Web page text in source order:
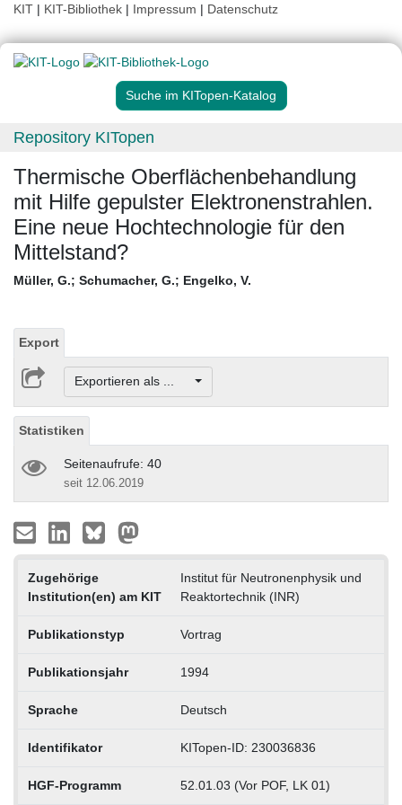
KIT | KIT-Bibliothek | Impressum | Datenschutz
Suche im KITopen-Katalog
Repository KITopen
Thermische Oberflächenbehandlung
mit Hilfe gepulster Elektronenstrahlen.
Eine neue Hochtechnologie für den
Mittelstand?
Müller, G.; Schumacher, G.; Engelko, V.
Export
Exportieren als ...
Statistiken
Seitenaufrufe: 40
seit 12.06.2019
Zugehörige
Institution(en) am KIT
Institut für Neutronenphysik und
Reaktortechnik (INR)
Publikationstyp Vortrag
Publikationsjahr 1994
Sprache Deutsch
Identifikator KITopen-ID: 230036836
HGF-Programm 52.01.03 (Vor POF, LK 01)